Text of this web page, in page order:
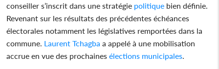
conseiller s’inscrit dans une stratégie politique bien définie.
Revenant sur les résultats des précédentes échéances
électorales notamment les législatives remportées dans la
commune. Laurent Tchagba a appelé à une mobilisation
accrue en vue des prochaines élections municipales